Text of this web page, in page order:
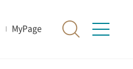
MyPage